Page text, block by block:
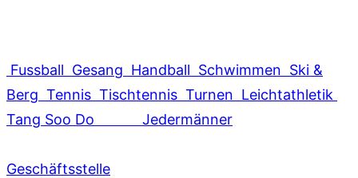
Fussball Gesang Handball Schwimmen Ski &
Berg Tennis Tischtennis Turnen Leichtathletik
Tang Soo Do
Jedermänner
Geschäftsstelle